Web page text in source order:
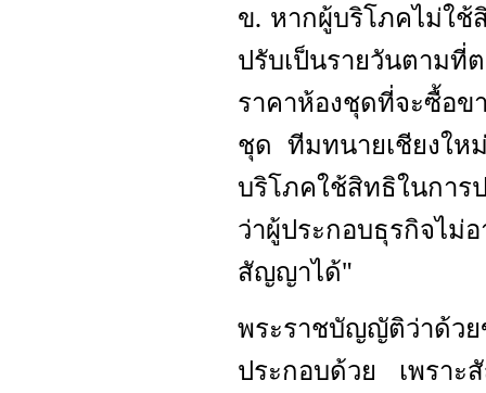
ข. หากผู้บริโภคไม่ใ
ปรับเป็นรายวันตามที่
ราคาห้องชุดที่จะซื้อ
ชุด ทีมทนายเชียงให
บริโภคใช้สิทธิในการ
ว่าผู้ประกอบธุรกิจไ
สัญญาได้"
พระราชบัญญัติว่าด้
ประกอบด้วย เพราะ